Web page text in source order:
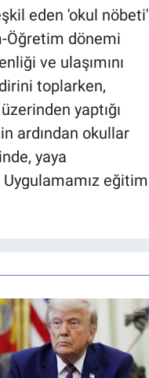
eden 'okul nöbeti'
Öğretim dönemi
ve ulaşımını
toplarken,
yaptığı
ardından okullar
yaya
eğitim